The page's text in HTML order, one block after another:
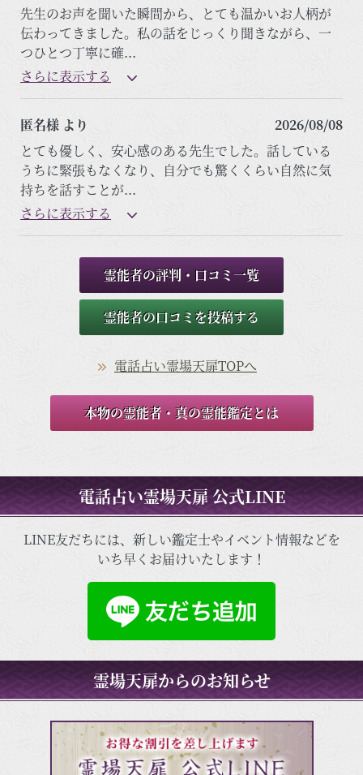
先生のお声を聞いた瞬間から、とても温かいお人柄が
伝わってきました。私の話をじっくり聞きながら、一
つひとつ丁寧に確...
さらに表示する
匿名様 より
2026/08/08
とても優しく、安心感のある先生でした。話している
うちに緊張もなくなり、自分でも驚くくらい自然に気
持ちを話すことが...
さらに表示する
霊能者の評判・口コミ一覧
霊能者の口コミを投稿する
電話占い霊場天扉TOPへ
本物の霊能者・真の霊能鑑定とは
電話占い霊場天扉 公式LINE
LINE友だちには、新しい鑑定士やイベント情報などを
いち早くお届けいたします！
霊場天扉からのお知らせ